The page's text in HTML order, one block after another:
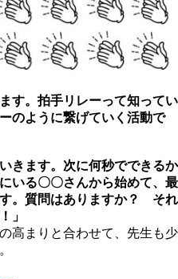
す。拍手リレーって知ってい
のように繋げていく活動で
きます。次に何秒でできるか
いる〇〇さんから始めて、最
。質問はありますか？ それ
」
高まりと合わせて、先生も少